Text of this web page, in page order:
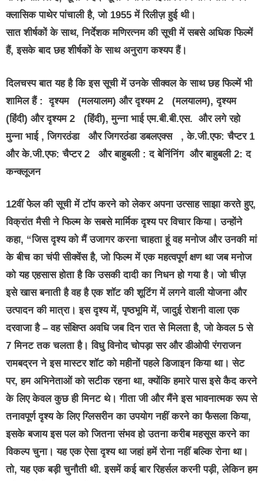
क्लासिक पाथेर पांचाली है, जो 1955 में रिलीज़ हुई थी।
सात शीर्षकों के साथ, निर्देशक मणिरत्नम की सूची में सबसे अधिक फिल्में
हैं, इसके बाद छह शीर्षकों के साथ अनुराग कश्यप हैं।
दिलचस्प बात यह है कि इस सूची में उनके सीक्वल के साथ छह फिल्में भी
शामिल हैं : दृश्यम (मलयालम) और दृश्यम 2 (मलयालम), दृश्यम
(हिंदी) और दृश्यम 2 (हिंदी), मुन्ना भाई एम.बी.बी.एस. और लगे रहो
मुन्ना भाई , जिगरठंडा और जिगरठंडा डबलएक्स , के.जी.एफ: चैप्टर 1
और के.जी.एफ: चैप्टर 2 और बाहुबली : द बेनिंनिंग और बाहुबली 2: द
कन्क्लूजन
12वीं फेल की सूची में टॉप करने को लेकर अपना उत्साह साझा करते हुए,
विक्रांत मैसी ने फिल्म के सबसे मार्मिक दृश्य पर विचार किया। उन्होंने
कहा, “जिस दृश्य को मैं उजागर करना चाहता हूं वह मनोज और उनकी मां
के बीच का चंपी सीक्वेंस है, जो फिल्म में एक महत्वपूर्ण क्षण था जब मनोज
को यह एहसास होता है कि उसकी दादी का निधन हो गया है। जो चीज़
इसे खास बनाती है वह है एक शॉट की शूटिंग में लगने वाली योजना और
उत्पादन की मात्रा। इस दृश्य में, पृष्ठभूमि में, जादुई रोशनी वाला एक
दरवाजा है – वह संक्षिप्त अवधि जब दिन रात से मिलता है, जो केवल 5 से
7 मिनट तक चलता है। विधु विनोद चोपड़ा सर और डीओपी रंगराजन
रामबद्रन ने इस मास्टर शॉट को महीनों पहले डिजाइन किया था। सेट
पर, हम अभिनेताओं को सटीक रहना था, क्योंकि हमारे पास इसे कैद करने
के लिए केवल कुछ ही मिनट थे। गीता जी और मैंने इस भावनात्मक रूप से
तनावपूर्ण दृश्य के लिए ग्लिसरीन का उपयोग नहीं करने का फैसला किया,
इसके बजाय इस पल को जितना संभव हो उतना करीब महसूस करने का
विकल्प चुना। यह एक ऐसा दृश्य था जहां हमें रोना नहीं बल्कि रोना था।
तो, यह एक बड़ी चुनौती थी. इसमें कई बार रिहर्सल करनी पड़ी, लेकिन हम